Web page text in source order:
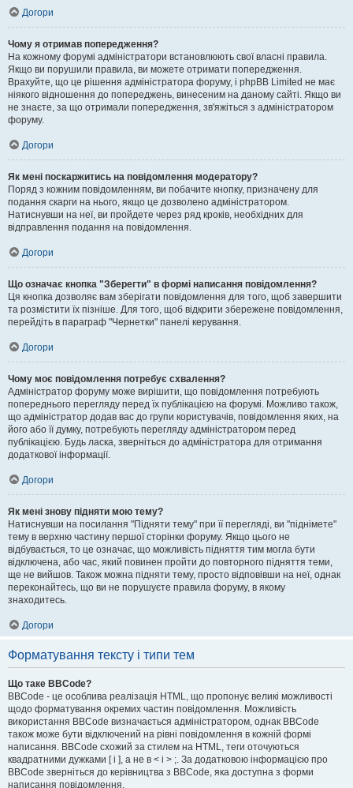
Догори
Чому я отримав попередження?
На кожному форумі адміністратори встановлюють свої власні правила.
Якщо ви порушили правила, ви можете отримати попередження.
Врахуйте, що це рішення адміністратора форуму, і phpBB Limited не має
ніякого відношення до попереджень, винесеним на даному сайті. Якщо ви
не знаєте, за що отримали попередження, зв'яжіться з адміністратором
форуму.
Догори
Як мені поскаржитись на повідомлення модератору?
Поряд з кожним повідомленням, ви побачите кнопку, призначену для
подання скарги на нього, якщо це дозволено адміністратором.
Натиснувши на неї, ви пройдете через ряд кроків, необхідних для
відправлення подання на повідомлення.
Догори
Що означає кнопка "Зберегти" в формі написання повідомлення?
Ця кнопка дозволяє вам зберігати повідомлення для того, щоб завершити
та розмістити їх пізніше. Для того, щоб відкрити збережене повідомлення,
перейдіть в параграф "Чернетки" панелі керування.
Догори
Чому моє повідомлення потребує схвалення?
Адміністратор форуму може вирішити, що повідомлення потребують
попереднього перегляду перед їх публікацією на форумі. Можливо також,
що адміністратор додав вас до групи користувачів, повідомлення яких, на
його або її думку, потребують перегляду адміністратором перед
публікацією. Будь ласка, зверніться до адміністратора для отримання
додаткової інформації.
Догори
Як мені знову підняти мою тему?
Натиснувши на посилання "Підняти тему" при її перегляді, ви "піднімете"
тему в верхню частину першої сторінки форуму. Якщо цього не
відбувається, то це означає, що можливість підняття тим могла бути
відключена, або час, який повинен пройти до повторного підняття теми,
ще не вийшов. Також можна підняти тему, просто відповівши на неї, однак
переконайтесь, що ви не порушуєте правила форуму, в якому
знаходитесь.
Догори
Форматування тексту і типи тем
Що таке BBCode?
BBCode - це особлива реалізація HTML, що пропонує великі можливості
щодо форматування окремих частин повідомлення. Можливість
використання BBCode визначається адміністратором, однак BBCode
також може бути відключений на рівні повідомлення в кожній формі
написання. BBCode схожий за стилем на HTML, теги оточуються
квадратними дужками [ і ], а не в < і > ;. За додатковою інформацією про
BBCode зверніться до керівництва з BBCode, яка доступна з форми
написання повідомлення.